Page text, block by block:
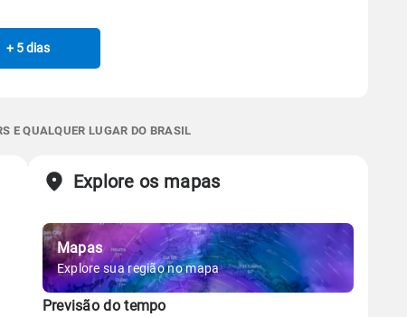
07:13h às 18:13h
Chuva
07:12h às 18:14h
Vento Umidade
ManhãTarde
3.7mm
Sol
Lua
Gráfico
+ 5 dias
E QUALQUER LUGAR DO BRASIL
Explore os mapas
Mapas
Explore sua região no mapa
Previsão do tempo